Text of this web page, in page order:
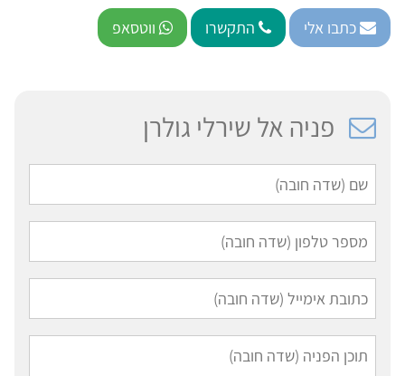
כתבו אלי התקשרו ווטסאפ
פניה אל שירלי גולרן